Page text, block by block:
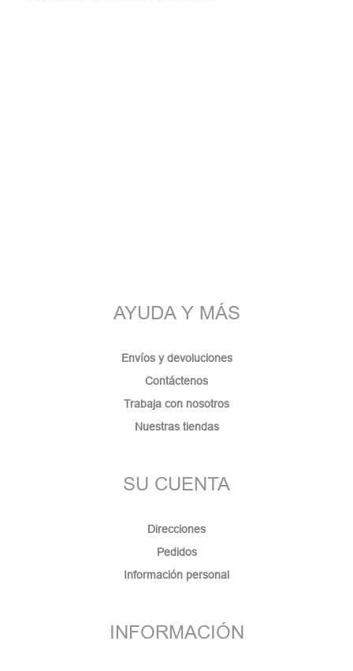
AYUDA Y MÁS
Envíos y devoluciones
Contáctenos
Trabaja con nosotros
Nuestras tiendas
SU CUENTA
Direcciones
Pedidos
Información personal
INFORMACIÓN